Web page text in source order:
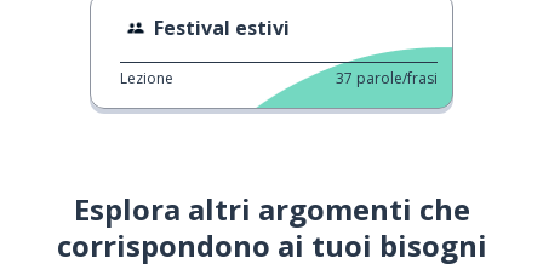
Festival estivi
Lezione 37 parole/frasi
Esplora altri argomenti che
corrispondono ai tuoi bisogni